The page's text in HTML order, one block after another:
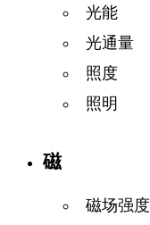
光能
光通量
照度
照明
磁
磁场强度